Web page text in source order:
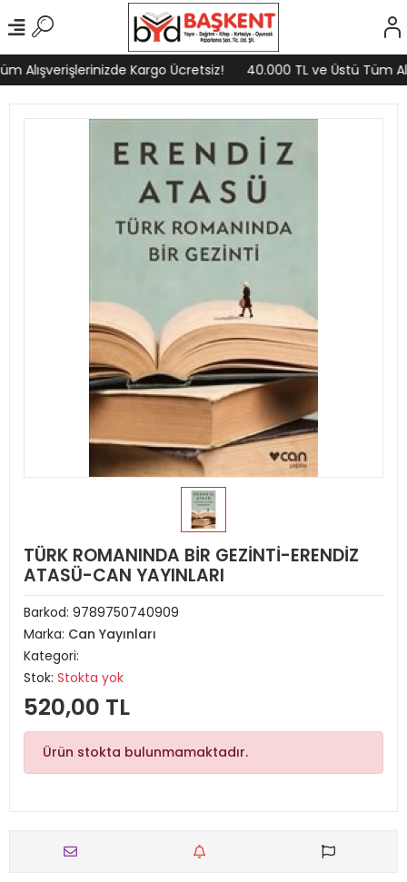
Alışverişlerinizde Kargo Ücretsiz! 40.000 TL ve Üstü Tüm
TÜRK ROMANINDA BİR GEZİNTİ-ERENDİZ
ATASÜ-CAN YAYINLARI
Barkod: 9789750740909
Marka: Can Yayınları
Kategori:
Stok: Stokta yok
520,00 TL
Ürün stokta bulunmamaktadır.